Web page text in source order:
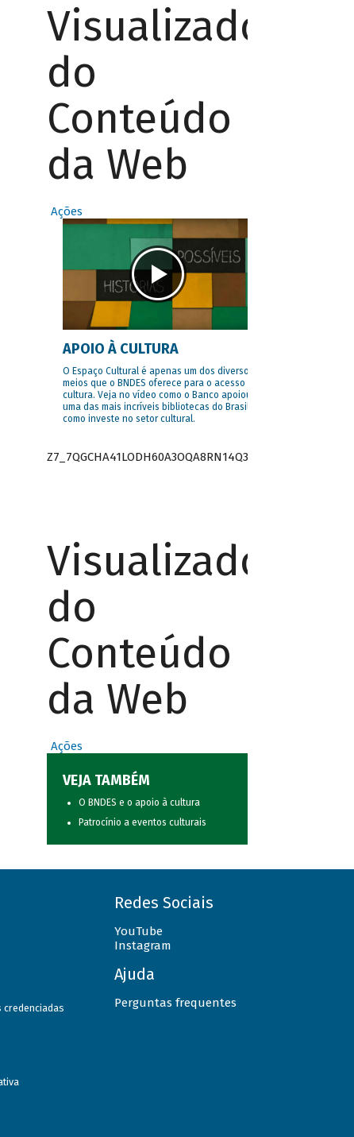
Visualizador
do
Conteúdo
da Web
Ações
APOIO À CULTURA
O Espaço Cultural é apenas um dos diversos
meios que o BNDES oferece para o acesso à
cultura. Veja no vídeo como o Banco apoiou
uma das mais incríveis bibliotecas do Brasil e
como investe no setor cultural.
Z7_7QGCHA41LODH60A3OQA8RN14Q3
Visualizador
do
Conteúdo
da Web
Ações
VEJA TAMBÉM
O BNDES e o apoio à cultura
Patrocínio a eventos culturais
Redes Sociais
YouTube
Instagram
Ajuda
Perguntas frequentes